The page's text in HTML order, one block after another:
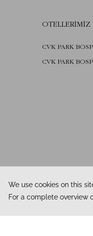
OTELLERIMIZ
CVK PARK
CVK PARK